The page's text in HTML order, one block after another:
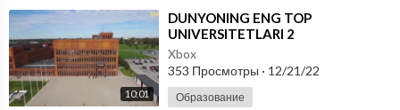
10:01
⁣DUNYONING ENG TOP
UNIVERSITETLARI 2
Xbox
353 Просмотры · 12/21/22
Образование